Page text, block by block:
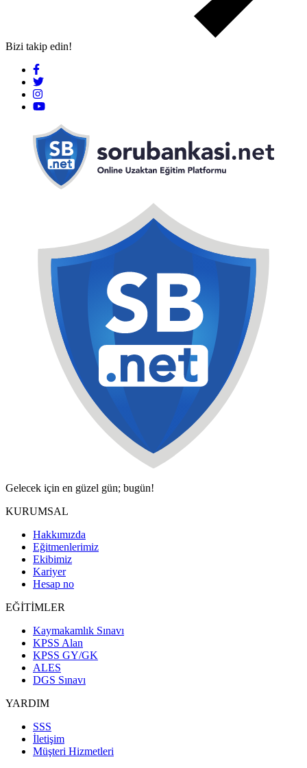
Bizi takip edin!
Gelecek için en güzel gün; bugün!
KURUMSAL
Hakkımızda
Eğitmenlerimiz
Ekibimiz
Kariyer
Hesap no
EĞİTİMLER
Kaymakamlık Sınavı
KPSS Alan
KPSS GY/GK
ALES
DGS Sınavı
YARDIM
SSS
İletişim
Müşteri Hizmetleri